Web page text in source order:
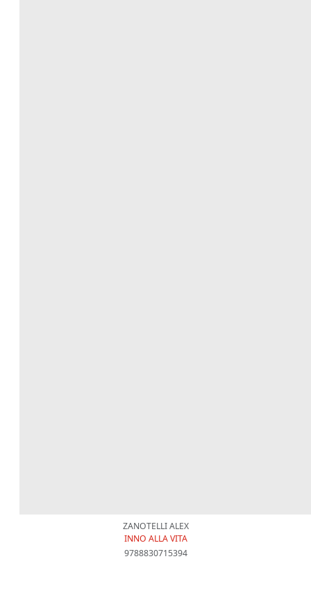
ZANOTELLI ALEX
INNO ALLA VITA
9788830715394